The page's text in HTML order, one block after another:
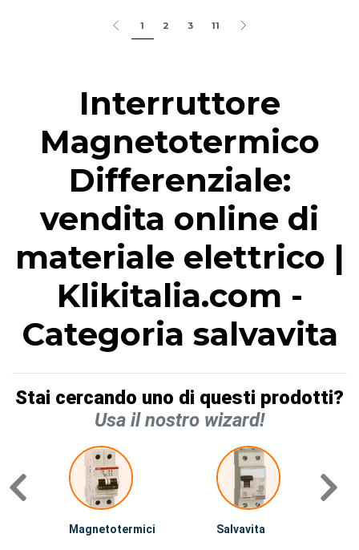
1 2 3 11
Interruttore
Magnetotermico
Differenziale:
vendita online di
materiale elettrico |
Klikitalia.com -
Categoria salvavita
Stai cercando uno di questi prodotti?
Usa il nostro wizard!
Magnetotermici Salvavita